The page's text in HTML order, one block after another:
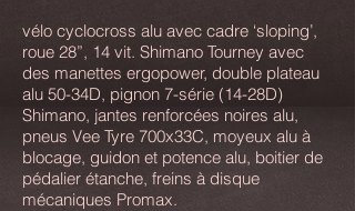
vélo cyclocross alu avec cadre ‘sloping’,
roue 28”, 14 vit. Shimano Tourney avec
des manettes ergopower, double plateau
alu 50-34D, pignon 7-série (14-28D)
Shimano, jantes renforcées noires alu,
pneus Vee Tyre 700x33C, moyeux alu à
blocage, guidon et potence alu, boitier de
pédalier étanche, freins à disque
mécaniques Promax.